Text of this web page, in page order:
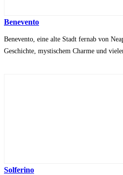
Benevento
Benevento, eine alte Stadt fernab von
Geschichte, mystischem Charme und
Solferino